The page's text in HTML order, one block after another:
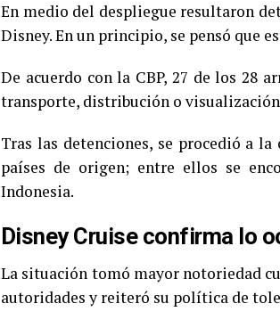
En medio del despliegue resultaron
Disney. En un principio, se pensó que
De acuerdo con la CBP, 27 de los 28
transporte, distribución o
Tras las detenciones, se procedió a
países de origen; entre ellos se
Indonesia.
Disney Cruise confirma lo
La situación tomó mayor notoriedad
autoridades y reiteró su política de